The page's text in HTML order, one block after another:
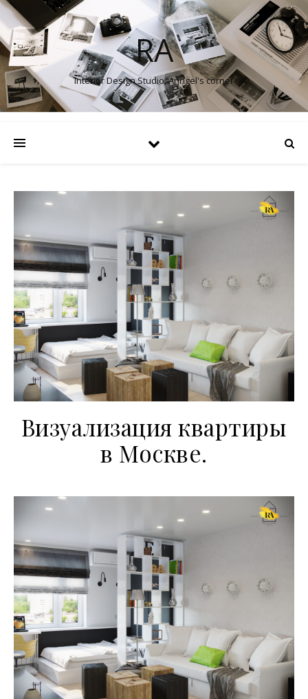
RA
Interior Design Studio. Anngel's corner
Визуализация квартиры
в Москве.